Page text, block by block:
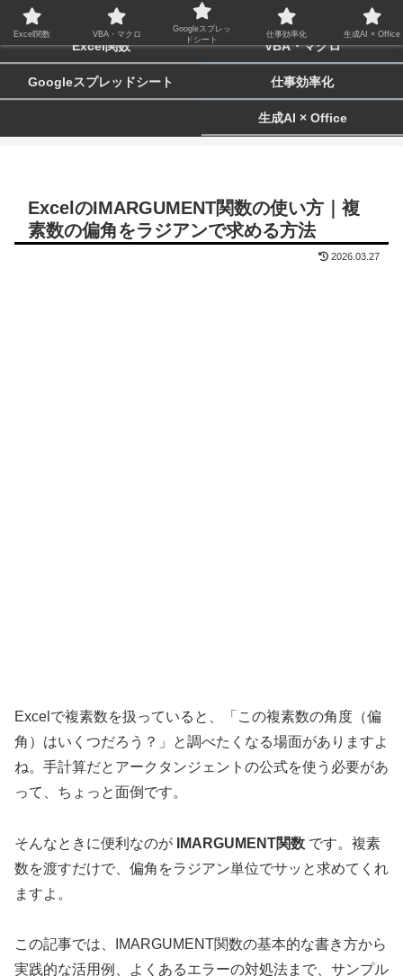
biz-tactics
Excel関数 VBA・マクロ
Googleスプレッドシート 仕事効率化
生成AI × Office
ExcelのIMARGUMENT関数の使い方｜複
素数の偏角をラジアンで求める方法
2026.03.27
Excelで複素数を扱っていると、「この複素数の角度（偏
角）はいくつだろう？」と調べたくなる場面がありますよ
ね。手計算だとアークタンジェントの公式を使う必要があ
って、ちょっと面倒です。
そんなときに便利なのが IMARGUMENT関数 です。複素
数を渡すだけで、偏角をラジアン単位でサッと求めてくれ
ますよ。
この記事では、IMARGUMENT関数の基本的な書き方から
実践的な活用例、よくあるエラーの対処法まで、サンプル
Excel関数 VBA・マクロ
Googleスプレッ
ドシート
仕事効率化 生成AI × Office